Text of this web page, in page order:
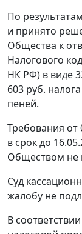
По
и принято
Общества к
Налогового
НК РФ) в виде
603 руб.
пеней.
Требования от
в срок до
Обществом не
Суд
жалобу не
В